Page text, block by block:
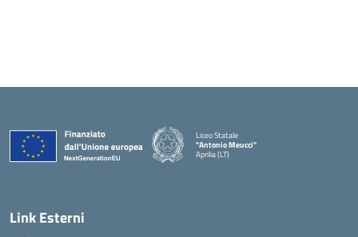
Liceo Statale
"Antonio Meucci"
Aprilia (LT)
Link Esterni